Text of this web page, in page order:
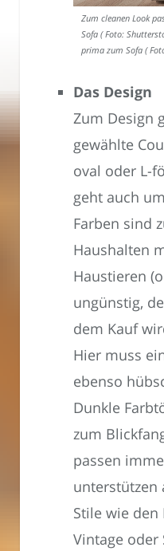
Zum cleanen Look
Sofa ( Foto:
prima zum Sofa (
Das Design
Zum Design
gewählte
oval oder L-
geht auch
Farben sind
Haushalten
Haustieren
ungünstig,
dem Kauf
Hier muss
ebenso
Dunkle
zum
passen
unterstützen
Stile wie den
Vintage oder